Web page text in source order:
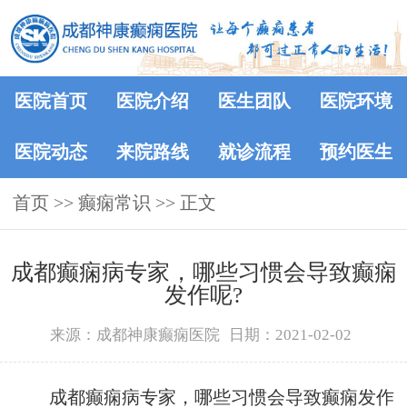
医院首页 医院介绍 医生团队 医院环境
医院动态 来院路线 就诊流程 预约医生
首页 >> 癫痫常识 >> 正文
成都癫痫病专家，哪些习惯会导致癫痫
发作呢?
来源：成都神康癫痫医院 日期：2021-02-02
成都癫痫病专家，哪些习惯会导致癫痫发作